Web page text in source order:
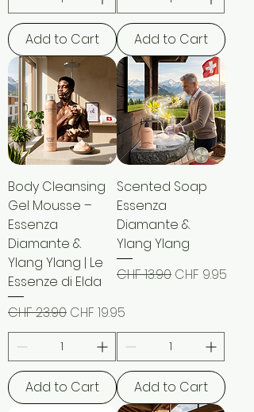
Add to Cart Add to Cart
Body Cleansing
Gel Mousse –
Essenza
Diamante &
Ylang Ylang | Le
Essenze di Elda
Regular Price
CHF 23.90 Sale Price
CHF 19.95
Add to Cart
Scented Soap
Essenza
Diamante &
Ylang Ylang
Regular Price
CHF 13.90 Sale Price
CHF 9.95
Add to Cart